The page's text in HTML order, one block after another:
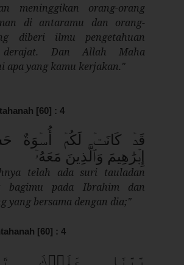
meninggikan orang-orang
di antaramu dan orang-
diberi ilmu pengetahuan
derajat. Dan Allah Maha
apa yang kamu kerjakan."
[60] : 4
قَدۡ كَانَتۡ لَكُمۡ أُسۡوَةٌ
إِبۡرَٰهِيمَ وَٱلَّذِينَ مَعَهُۥٓ
telah ada suri tauladan
bagimu pada Ibrahim dan
yang bersama dengan dia;"
[60] : 4
رَّبَّنَا عَلَيۡكَ